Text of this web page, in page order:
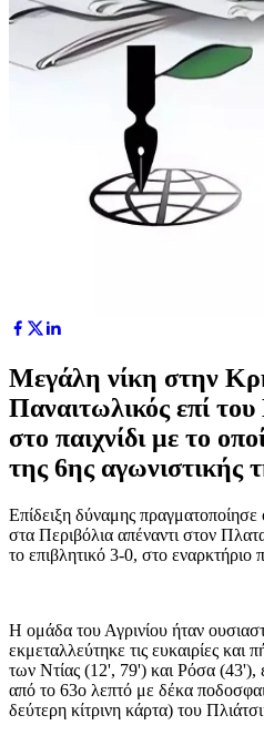
Μεγάλη νίκη στην
Παναιτωλικός επί
στο παιχνίδι με το
της 6ης αγωνιστικής
Επίδειξη δύναμης πραγματοποίησε
στα Περιβόλια απέναντι στον
το επιβλητικό 3-0, στο εναρκτήριο
Η ομάδα του Αγρινίου ήταν
εκμεταλλεύτηκε τις ευκαιρίες και
των Ντίας (12', 79') και Ρόσα (43'),
από το 63ο λεπτό με δέκα
δεύτερη κίτρινη κάρτα) του